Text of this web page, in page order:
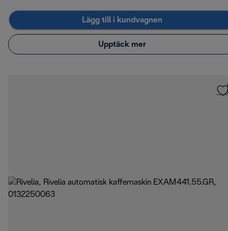
Lägg till i kundvagnen
Upptäck mer